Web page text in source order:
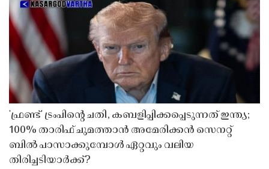
'ഫ്രണ്ട്' ട്രംപിന്റെ ചതി, കബളിപ്പിക്കപ്പെടുന്നത് ഇന്ത്യ;
100% താരിഫ് ചുമത്താൻ അമേരിക്കൻ സെനറ്റ്
ബിൽ പാസാക്കുമ്പോൾ ഏറ്റവും വലിയ
തിരിച്ചടിയാർക്ക്?